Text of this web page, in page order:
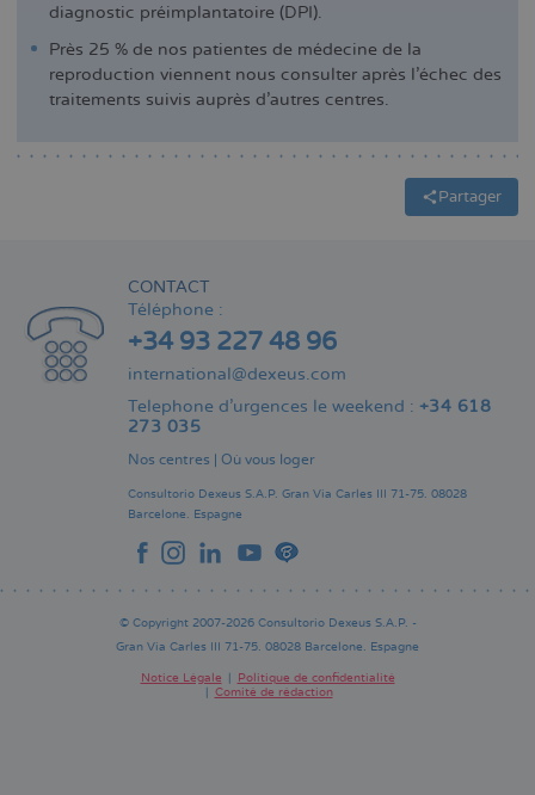
diagnostic préimplantatoire (DPI).
Près 25 % de nos patientes de médecine de la
reproduction viennent nous consulter après l'échec des
traitements suivis auprès d'autres centres.
Partager
CONTACT
Téléphone :
+34 93 227 48 96
international@dexeus.com
Telephone d’urgences le weekend : +34 618
273 035
Nos centres Où vous loger
Consultorio Dexeus S.A.P. Gran Via Carles III 71-75. 08028
Barcelone. Espagne
© Copyright 2007-2026 Consultorio Dexeus S.A.P. -
Gran Via Carles III 71-75. 08028 Barcelone. Espagne
Notice Légale
Politique de confidentialité
Comité de rédaction